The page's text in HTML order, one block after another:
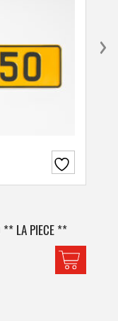
** LA PIECE **